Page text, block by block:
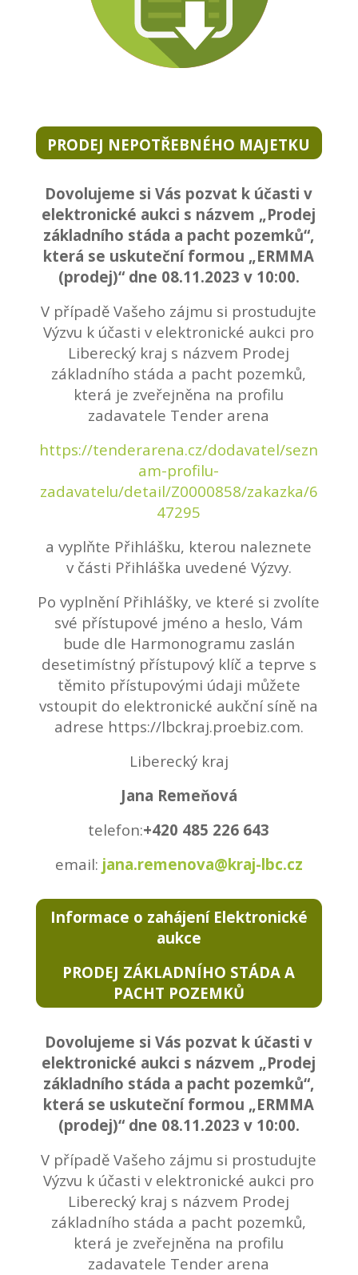
PRODEJ NEPOTŘEBNÉHO MAJETKU
Dovolujeme si Vás pozvat k účasti v
elektronické aukci s názvem „Prodej
základního stáda a pacht pozemků“,
která se uskuteční formou „ERMMA
(prodej)“ dne 08.11.2023 v 10:00.
V případě Vašeho zájmu si prostudujte
Výzvu k účasti v elektronické aukci pro
Liberecký kraj s názvem Prodej
základního stáda a pacht pozemků,
která je zveřejněna na profilu
zadavatele Tender arena
https://tenderarena.cz/dodavatel/sezn
am-profilu-
zadavatelu/detail/Z0000858/zakazka/6
47295
a vyplňte Přihlášku, kterou naleznete
v části Přihláška uvedené Výzvy.
Po vyplnění Přihlášky, ve které si zvolíte
své přístupové jméno a heslo, Vám
bude dle Harmonogramu zaslán
desetimístný přístupový klíč a teprve s
těmito přístupovými údaji můžete
vstoupit do elektronické aukční síně na
adrese https://lbckraj.proebiz.com.
Liberecký kraj
Jana Remeňová
telefon:+420 485 226 643
email: jana.remenova@kraj-lbc.cz
Informace o zahájení Elektronické
aukce
PRODEJ ZÁKLADNÍHO STÁDA A
PACHT POZEMKŮ
Dovolujeme si Vás pozvat k účasti v
elektronické aukci s názvem „Prodej
základního stáda a pacht pozemků“,
která se uskuteční formou „ERMMA
(prodej)“ dne 08.11.2023 v 10:00.
V případě Vašeho zájmu si prostudujte
Výzvu k účasti v elektronické aukci pro
Liberecký kraj s názvem Prodej
základního stáda a pacht pozemků,
která je zveřejněna na profilu
zadavatele Tender arena